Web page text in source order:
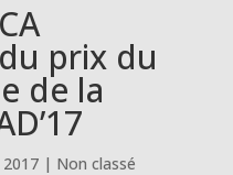
prix du
de la
| Non classé